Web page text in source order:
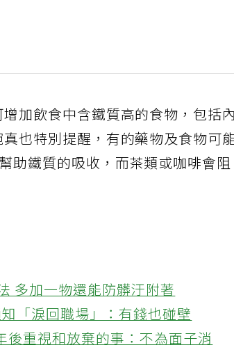
加飲食中含鐵質高的食物，包括
也特別提醒，有的藥物及食物可
助鐵質的吸收，而茶類或咖啡會阻
多加一物還能防髒汙附著
「淚回職場」：有錢也碰壁
重視和放棄的事：不為面子消